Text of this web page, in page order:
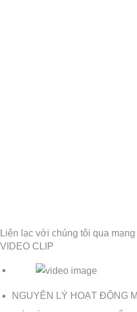
Liên lạc với chúng tôi qua mạng
VIDEO CLIP
NGUYÊN LÝ HOẠT ĐỘNG